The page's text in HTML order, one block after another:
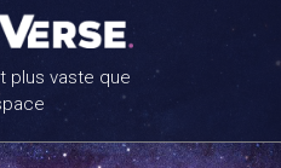
plus vaste que